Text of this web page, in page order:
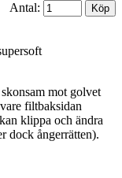
Antal:
mot golvet
filtbaksidan
klippa och ändra
dock ångerrätten).